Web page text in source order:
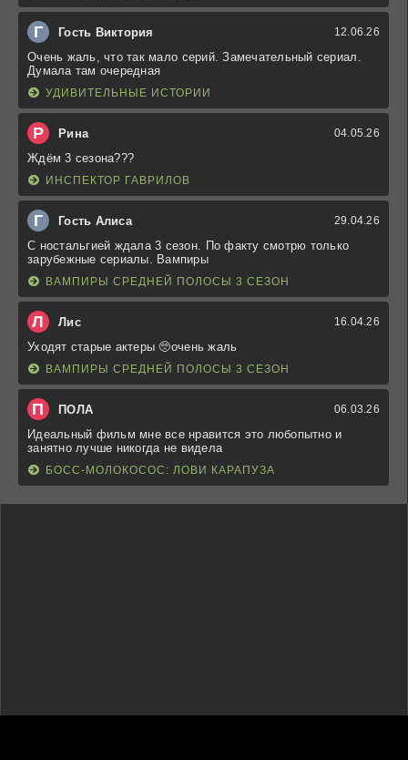
Г Гость Виктория 12.06.26
Очень жаль, что так мало серий. Замечательный сериал.
Думала там очередная
УДИВИТЕЛЬНЫЕ ИСТОРИИ
Р Рина 04.05.26
Ждём 3 сезона???
ИНСПЕКТОР ГАВРИЛОВ
Г Гость Алиса 29.04.26
С ностальгией ждала 3 сезон. По факту смотрю только
зарубежные сериалы. Вампиры
ВАМПИРЫ СРЕДНЕЙ ПОЛОСЫ 3 СЕЗОН
Л Лис 16.04.26
Уходят старые актеры 🥺очень жаль
ВАМПИРЫ СРЕДНЕЙ ПОЛОСЫ 3 СЕЗОН
П ПОЛА 06.03.26
Идеальный фильм мне все нравится это любопытно и
занятно лучше никогда не видела
БОСС-МОЛОКОСОС: ЛОВИ КАРАПУЗА